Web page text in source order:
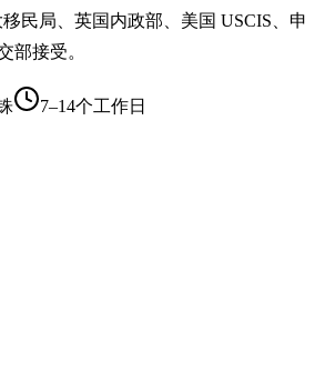
民局、英国内政部、美国 USCIS、申
部接受。
7–14个工作日